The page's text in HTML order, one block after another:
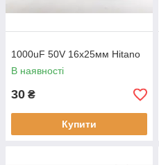
1000uF 50V 16х25мм Hitano
В наявності
30 ₴
Купити